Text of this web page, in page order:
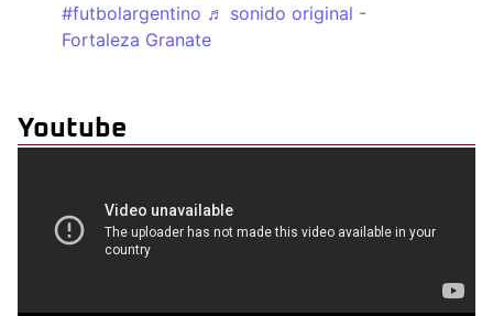
#futbolargentino ♬ sonido original -
Fortaleza Granate
Youtube